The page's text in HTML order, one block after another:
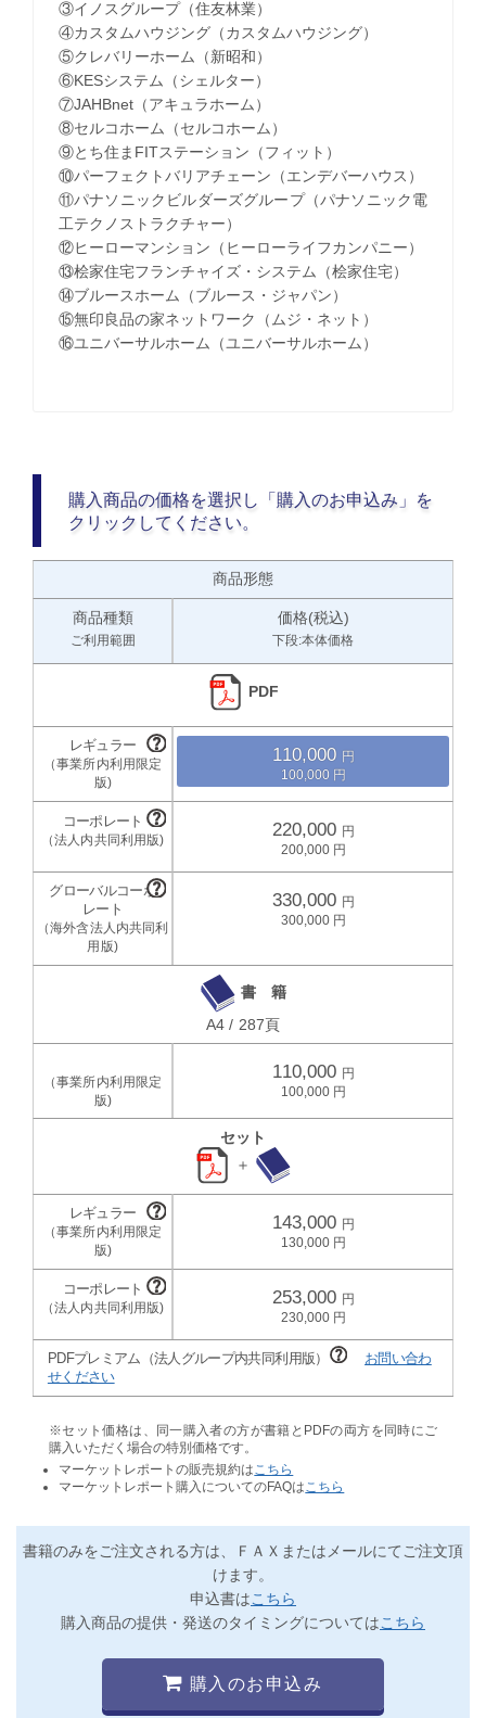
③イノスグループ（住友林業）
④カスタムハウジング（カスタムハウジング）
⑤クレバリーホーム（新昭和）
⑥KESシステム（シェルター）
⑦JAHBnet（アキュラホーム）
⑧セルコホーム（セルコホーム）
⑨とち住まFITステーション（フィット）
⑩パーフェクトバリアチェーン（エンデバーハウス）
⑪パナソニックビルダーズグループ（パナソニック電
工テクノストラクチャー）
⑫ヒーローマンション（ヒーローライフカンパニー）
⑬桧家住宅フランチャイズ・システム（桧家住宅）
⑭ブルースホーム（ブルース・ジャパン）
⑮無印良品の家ネットワーク（ムジ・ネット）
⑯ユニバーサルホーム（ユニバーサルホーム）
購入商品の価格を選択し「購入のお申込み」を
クリックしてください。
商品形態
商品種類
ご利用範囲
価格(税込)
下段:本体価格
PDF
110,000
100,000
220,000
200,000
330,000
300,000
書 籍
A4 / 287頁
110,000
100,000
セット
＋
143,000
130,000
253,000
230,000
PDFプレミアム（法人グループ内共同利用版）
お問い合わ
せください
※セット価格は、同一購入者の方が書籍とPDFの両方を同時にご
購入いただく場合の特別価格です。
マーケットレポートの販売規約は こちら
マーケットレポート購入についてのFAQは こちら
書籍のみをご注文される方は、ＦＡＸまたはメールにてご注文頂
けます。
申込書はこちら
購入商品の提供・発送のタイミングについてはこちら
購入のお申込み